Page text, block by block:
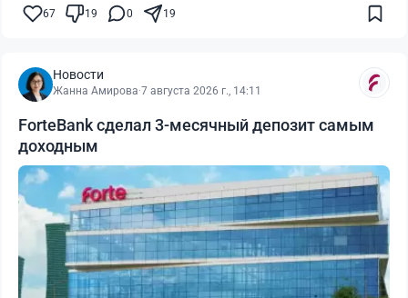
67 19 0 19
Новости
Жанна Амирова·7 августа 2026 г., 14:11
ForteBank сделал 3-месячный депозит самым
доходным